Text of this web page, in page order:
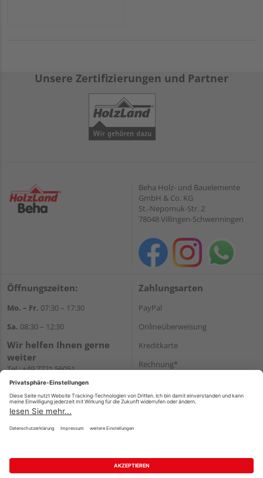
Unsere Zertifizierungen und Partner
Beha Holz- und Bauelemente
GmbH & Co. KG
St.-Nepomuk-Str. 2
78048 Villingen-Schwenningen
Öffnungszeiten:
Mo. – Fr. 07:30 – 17:30
Sa. 08:30 – 12:30
Wir helfen Ihnen gerne
weiter
Tel.:+49 7721 56051
E-Mail:onlineshop@holzland-
WhatsApp
Zahlungsarten
PayPal
Onlineüberweisung
Kreditkarte
Rechnung*
Versand
Impressum AGB Widerruf
Datenschutz